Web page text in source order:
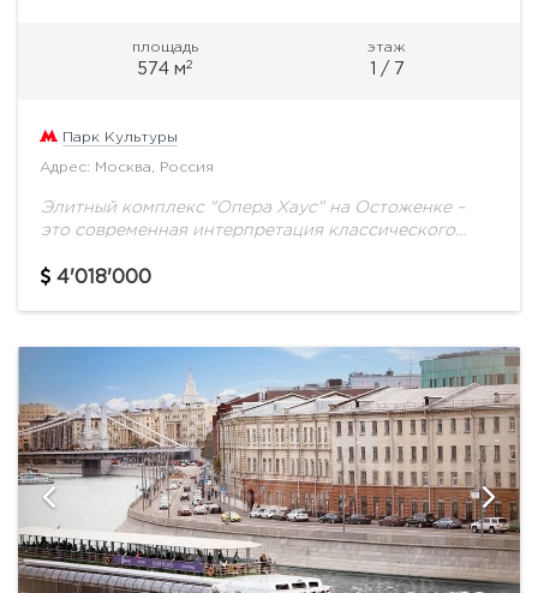
площадь
574 м2
этаж
1 / 7
Парк Культуры
Адрес: Москва, Россия
Элитный комплекс "Опера Хаус" на Остоженке –
это современная интерпретация классического
исключительно комфортная для жизни
4'018'000